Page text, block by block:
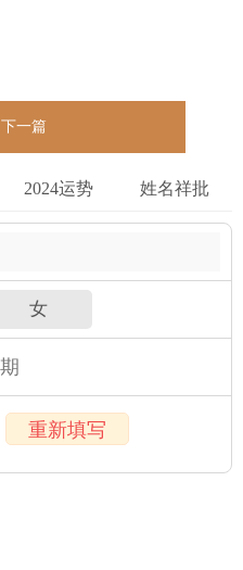
下一篇
2024运势 姓名祥批
女
重新填写